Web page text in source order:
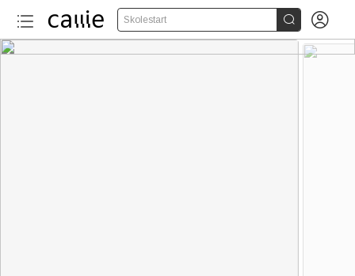
Skolestart  